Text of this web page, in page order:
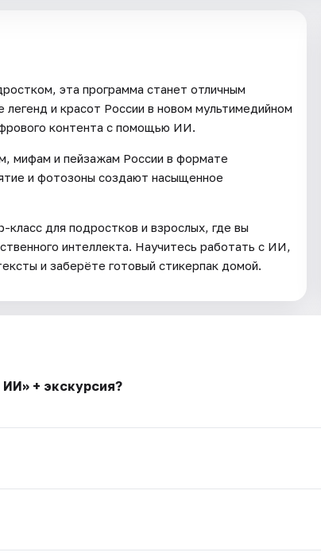
эта программа станет отличным
и красот России в новом мультимедийном
контента с помощью ИИ.
мифам и пейзажам России в формате
и фотозоны создают насыщенное
для подростков и взрослых, где вы
интеллекта. Научитесь работать с ИИ,
и заберёте готовый стикерпак домой.
+ экскурсия?